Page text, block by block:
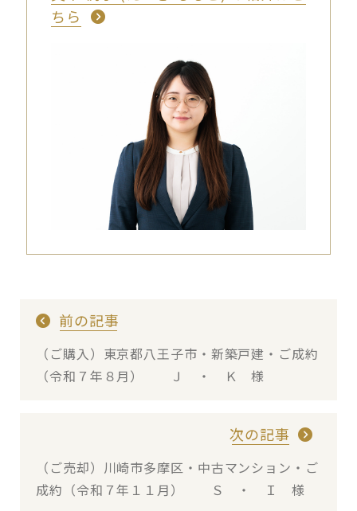
ちら
前の記事
（ご購入）東京都八王子市・新築戸建・ご成約
（令和７年８月） Ｊ ・ Ｋ 様
次の記事
（ご売却）川崎市多摩区・中古マンション・ご
成約（令和７年１１月） Ｓ ・ Ｉ 様